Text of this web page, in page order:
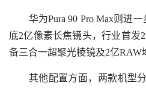
华为Pura 90 Pro Max则进一
底2亿像素长焦镜头，行业首发
备三合一超聚光棱镜及2亿RAW
其他配置方面，两款机型分